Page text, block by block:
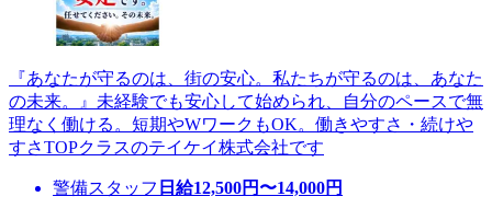
『あなたが守るのは、街の安心。私たちが守るのは、あなた
の未来。』未経験でも安心して始められ、自分のペースで無
理なく働ける。短期やWワークもOK。働きやすさ・続けや
すさTOPクラスのテイケイ株式会社です
警備スタッフ 日給12,500円〜14,000円